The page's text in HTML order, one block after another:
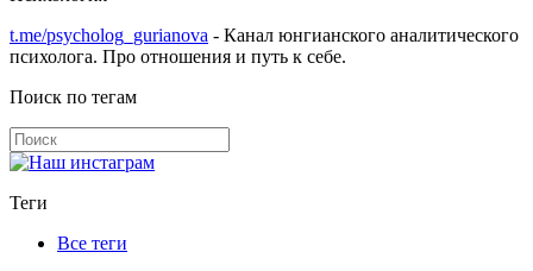
t.me/psycholog_gurianova - Канал юнгианского аналитического
психолога. Про отношения и путь к себе.
Поиск по тегам
Теги
Все теги